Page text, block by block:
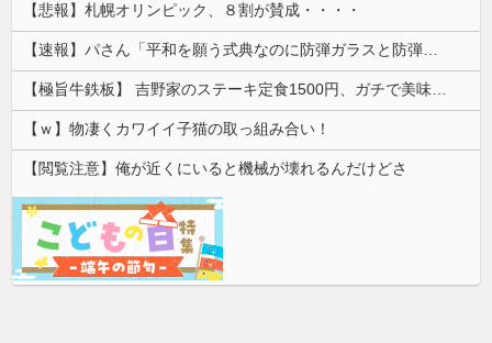
【悲報】札幌オリンピック、８割が賛成・・・・
【速報】パさん「平和を願う式典なのに防弾ガラスと防弾バッグSP」安倍元首相の悲劇や石破前首相も同環境だったことは忘れる
【極旨牛鉄板】 吉野家のステーキ定食1500円、ガチで美味そうｗｗｗ
【ｗ】物凄くカワイイ子猫の取っ組み合い！
【閲覧注意】俺が近くにいると機械が壊れるんだけどさ